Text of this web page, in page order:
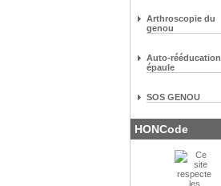
Arthroscopie du
genou
Auto-rééducation
épaule
SOS GENOU
HONCode